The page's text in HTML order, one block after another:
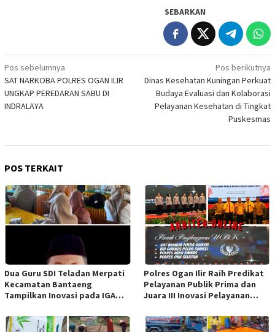
SEBARKAN
Navigasi
pos
Pos sebelumnya
SAT NARKOBA POLRES OGAN ILIR
UNGKAP PEREDARAN SABU DI
INDRALAYA
Pos berikutnya
Dinas Kesehatan Kuningan Perkuat
Budaya Evaluasi dan Kolaborasi
Pelayanan Kesehatan di Tingkat
Puskesmas
POS TERKAIT
Dua Guru SDI Teladan Merpati
Kecamatan Bantaeng
Tampilkan Inovasi pada IGA
Sulawesi
Polres Ogan Ilir Raih Predikat
Pelayanan Publik Prima dan
Juara III Inovasi Pelayanan